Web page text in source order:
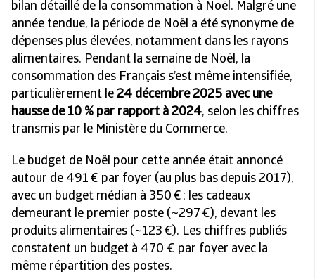
bilan détaillé de la consommation à Noël. Malgré une
année tendue, la période de Noël a été synonyme de
dépenses plus élevées, notamment dans les rayons
alimentaires. Pendant la semaine de Noël, la
consommation des Français s’est même intensifiée,
particulièrement le 24 décembre 2025 avec une
hausse de 10 % par rapport à 2024, selon les chiffres
transmis par le Ministère du Commerce.
Le budget de Noël pour cette année était annoncé
autour de 491 € par foyer (au plus bas depuis 2017),
avec un budget médian à 350 € ; les cadeaux
demeurant le premier poste (~297 €), devant les
produits alimentaires (~123 €). Les chiffres publiés
constatent un budget à 470 € par foyer avec la
même répartition des postes.